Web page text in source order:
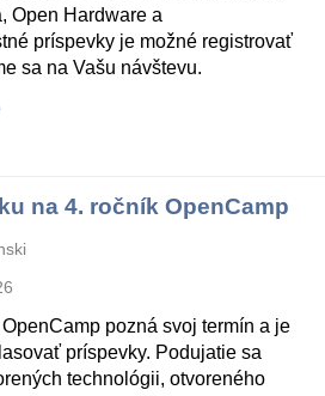
Open Hardware a
príspevky je možné registrovať
sa na Vašu návštevu.
na 4. ročník OpenCamp
pozná svoj termín a je
príspevky. Podujatie sa
technológii, otvoreného